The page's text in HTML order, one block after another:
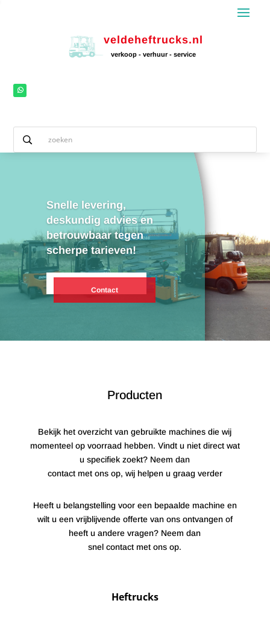
veldeheftrucks.nl
verkoop - verhuur - service
Snelle levering,
deskundig advies en
betrouwbaar tegen
scherpe tarieven!
Contact
Producten
Bekijk het overzicht van gebruikte machines die wij
momenteel op voorraad hebben. Vindt u niet direct wat
u specifiek zoekt? Neem dan
contact met ons op, wij helpen u graag verder
Heeft u belangstelling voor een bepaalde machine en
wilt u een vrijblijvende offerte van ons ontvangen of
heeft u andere vragen? Neem dan
snel contact met ons op.
Heftrucks